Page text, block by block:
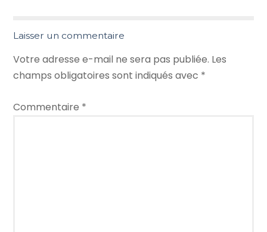
Laisser un commentaire
Votre adresse e-mail ne sera pas publiée. Les
champs obligatoires sont indiqués avec *
Commentaire *